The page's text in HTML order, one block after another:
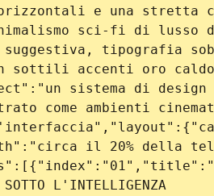
e una stretta
sci-fi di lusso
suggestiva, tipografia
sottili accenti oro
sistema di
come ambienti
il 20% della
L'INTELLIGENZA